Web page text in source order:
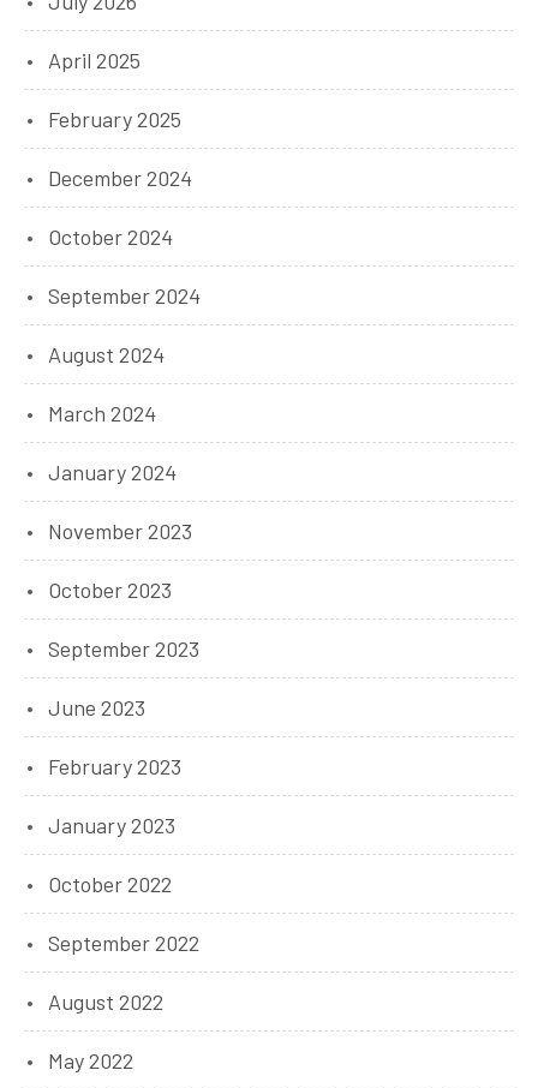
April 2025
February 2025
December 2024
October 2024
September 2024
August 2024
March 2024
January 2024
November 2023
October 2023
September 2023
June 2023
February 2023
January 2023
October 2022
September 2022
August 2022
May 2022